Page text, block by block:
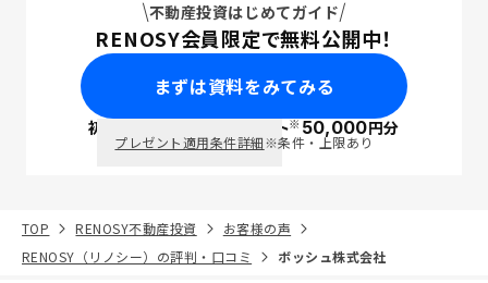
不動産投資はじめてガイド
RENOSY会員限定で無料公開中！
まずは資料をみてみる
初回面談で ポイント※50,000円分
プレゼント適用条件詳細※条件・上限あり
TOP RENOSY不動産投資
お客様の声
RENOSY（リノシー）の評判・口コミ
ボッシュ株式会社